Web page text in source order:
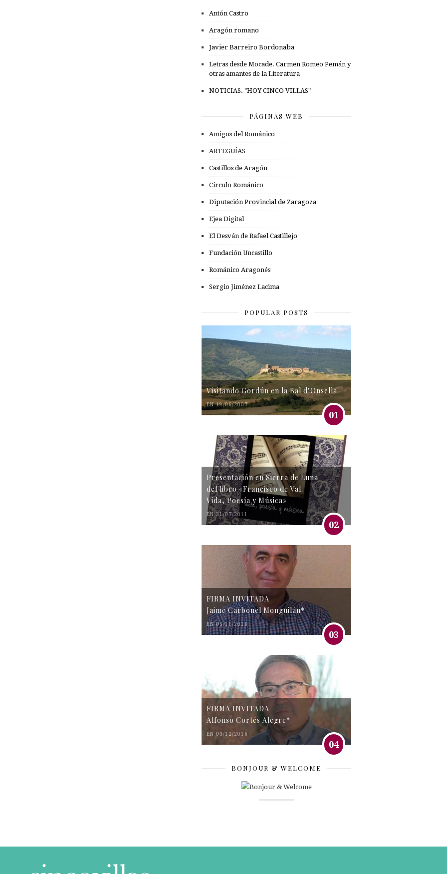
Antón Castro
Aragón romano
Javier Barreiro Bordonaba
Letras desde Mocade. Carmen Romeo Pemán y
otras amantes de la Literatura
NOTICIAS. "HOY CINCO VILLAS"
PÁGINAS WEB
Amigos del Románico
ARTEGUÍAS
Castillos de Aragón
Círculo Románico
Diputación Provincial de Zaragoza
Ejea Digital
El Desván de Rafael Castillejo
Fundación Uncastillo
Románico Aragonés
Sergio Jiménez Lacima
POPULAR POSTS
Visitando Gordún en la Bal d’Onsella.
EN 19/06/2007
01
Presentación en Sierra de Luna
del libro «Francisco de Val.
Vida, Poesía y Música»
EN 31/07/2011
02
FIRMA INVITADA
Jaime Carbonel Monguilán*
EN 05/11/2016
03
FIRMA INVITADA
Alfonso Cortés Alegre*
EN 03/12/2016
04
BONJOUR & WELCOME